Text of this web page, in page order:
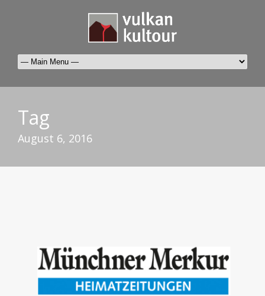
Tag
August 6, 2016